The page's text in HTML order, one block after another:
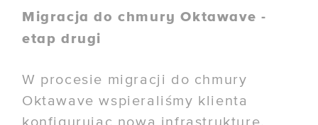
Migracja do chmury Oktawave -
etap drugi
W procesie migracji do chmury
Oktawave wspieraliśmy klienta